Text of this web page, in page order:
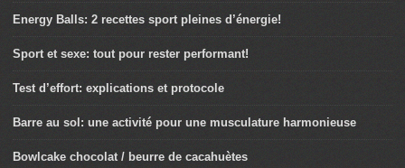
Energy Balls: 2 recettes sport pleines d’énergie!
Sport et sexe: tout pour rester performant!
Test d’effort: explications et protocole
Barre au sol: une activité pour une musculature harmonieuse
Bowlcake chocolat / beurre de cacahuètes